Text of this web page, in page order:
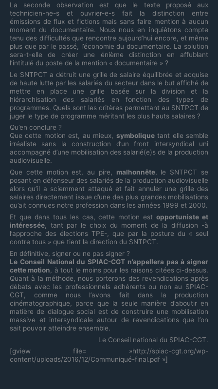
La seconde observation est que le texte proposé aux
technicien-ne-s et ouvrier-e-s fait la distinction entre
émissions de flux et fictions mais sans faire mention à aucun
moment du documentaire. Nous nous en inquiétons compte
tenu des difficultés que rencontre aujourd’hui encore, et même
plus que par le passé, l’économie du documentaire. La solution
sera-t-elle de créer une énième distinction en affublant
l’intitulé du poste de la mention « documentaire » ?
Le SNTPCT a détruit une grille de salaire équilibrée et acquise
de haute lutte par les salariés du secteur dans le but affiché de
mettre en place une grille basée sur la division et la
hiérarchisation des salariés en fonction des types de
programmes. Quels sont les critères permettant au SNTPCT de
juger le type de programme méritant les plus hauts salaires ?
Qu’en conclure ?
Que cette motion est, au mieux, symboliquetant elle semble
irréaliste sans la construction d’un front intersyndical uni
accompagné d’une mobilisation des salarié(e)s de la production
audiovisuelle.
Que cette motion est, au pire, malhonnête, le SNTPCT se
posant en défenseur des salariés de la production audiovisuelle
alors qu’il a sciemment attaqué et fait annuler une grille des
salaires directement issue d’une des plus grandes mobilisations
qu’ait connues notre profession dans les années 1999 et 2000.
Et que dans tous les cas, cette motion estopportuniste et
intéressée, tant par le choix du moment de la diffusion -à
l’approche des élections TPE-, que par la posture du « seul
contre tous » que tient la direction du SNTPCT.
En définitive, signer ou ne pas signer ?
Le Conseil National du SPIAC-CGT n’appellera pas à signer
cette motion, à tout le moins pour les raisons citées ci-dessus.
Quant à la méthode, nous porterons des revendications après
débats avec les professionnels adhérents ou non au SPIAC-
CGT, comme nous l’avons fait dans la production
cinématographique, parce que la seule manière d’aboutir en
matière de dialogue social est de construire une mobilisation
massive et intersyndicale autour de revendications que l’on
sait pouvoir atteindre ensemble.
Le Conseil national du SPIAC-CGT.
[gview file= »http://spiac-cgt.org/wp-
content/uploads/2016/12/Communiqué-final.pdf »]